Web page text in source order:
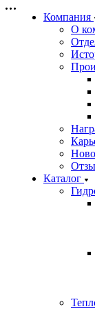
Компания
О
Каталог